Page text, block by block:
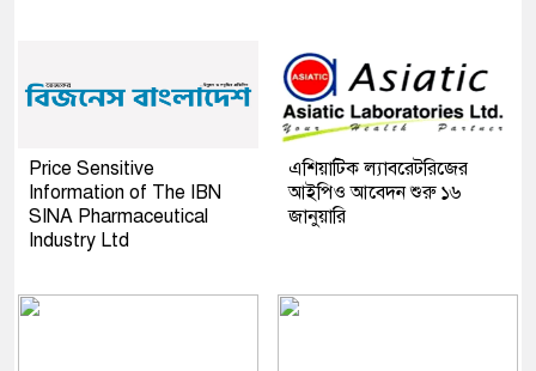
Price Sensitive
Information of The IBN
SINA Pharmaceutical
Industry Ltd
এশিয়াটিক ল্যাবরেটরিজের
আইপিও আবেদন শুরু ১৬
জানুয়ারি